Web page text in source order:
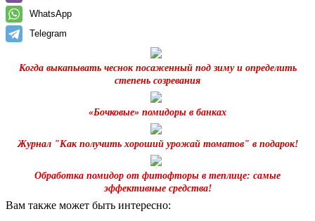
WhatsApp
Telegram
Когда выкапывать чеснок посаженный под зиму и определить
степень созревания
«Бочковые» помидоры в банках
Журнал "Как получить хороший урожай томатов" в подарок!
Обработка помидор от фитофторы в теплице: самые
эффективные средства!
Вам также может быть интересно: